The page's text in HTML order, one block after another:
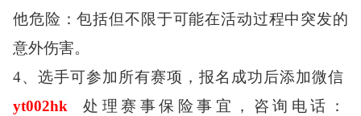
他危险：包括但不限于可能在活动过程中突发的
意外伤害。
4、选手可参加所有赛项，报名成功后添加微信
yt002hk 处理赛事保险事宜，咨询电话：